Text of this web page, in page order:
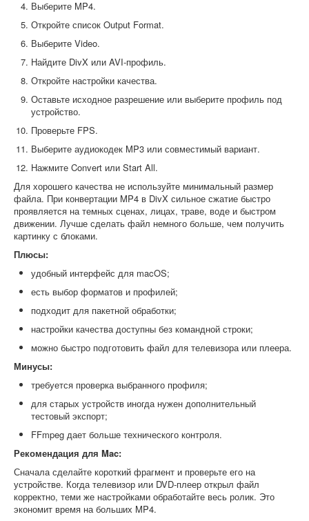
Выберите MP4.
Откройте список Output Format.
Выберите Video.
Найдите DivX или AVI-профиль.
Откройте настройки качества.
Оставьте исходное разрешение или выберите профиль под
устройство.
Проверьте FPS.
Выберите аудиокодек MP3 или совместимый вариант.
Нажмите Convert или Start All.
Для хорошего качества не используйте минимальный размер
файла. При конвертации MP4 в DivX сильное сжатие быстро
проявляется на темных сценах, лицах, траве, воде и быстром
движении. Лучше сделать файл немного больше, чем получить
картинку с блоками.
Плюсы:
удобный интерфейс для macOS;
есть выбор форматов и профилей;
подходит для пакетной обработки;
настройки качества доступны без командной строки;
можно быстро подготовить файл для телевизора или плеера.
Минусы:
требуется проверка выбранного профиля;
для старых устройств иногда нужен дополнительный
тестовый экспорт;
FFmpeg дает больше технического контроля.
Рекомендация для Mac:
Сначала сделайте короткий фрагмент и проверьте его на
устройстве. Когда телевизор или DVD-плеер открыл файл
корректно, теми же настройками обработайте весь ролик. Это
экономит время на больших MP4.